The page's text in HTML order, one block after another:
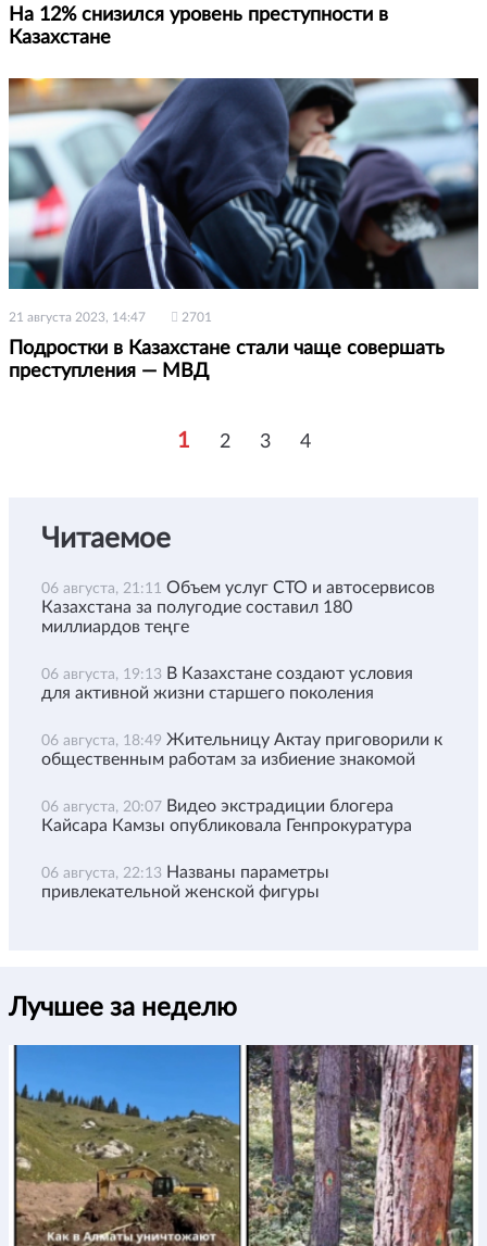
На 12% снизился уровень преступности в
Казахстане
21 августа 2023, 14:47 2701
Подростки в Казахстане стали чаще совершать
преступления — МВД
1 2 3 4
Читаемое
06 августа, 21:11 Объем услуг СТО и автосервисов
Казахстана за полугодие составил 180
миллиардов теңге
06 августа, 19:13 В Казахстане создают условия
для активной жизни старшего поколения
06 августа, 18:49 Жительницу Актау приговорили к
общественным работам за избиение знакомой
06 августа, 20:07 Видео экстрадиции блогера
Кайсара Камзы опубликовала Генпрокуратура
06 августа, 22:13 Названы параметры
привлекательной женской фигуры
Лучшее за неделю